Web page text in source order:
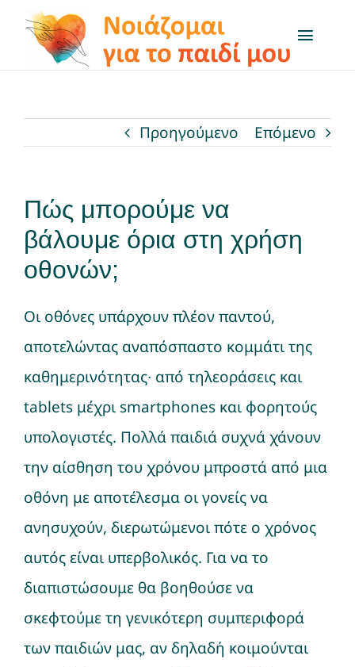
Μετάβαση
περιεχόμενο
Toggle
Q&A
Χρήσιμοι Σύνδεσμοι
Προηγούμενο Επόμενο
Πώς μπορούμε να
βάλουμε όρια στη χρήση
οθονών;
Οι οθόνες υπάρχουν πλέον παντού,
αποτελώντας αναπόσπαστο κομμάτι της
καθημερινότητας∙ από τηλεοράσεις και
tablets μέχρι smartphones και φορητούς
υπολογιστές. Πολλά παιδιά συχνά χάνουν
την αίσθηση του χρόνου μπροστά από μια
οθόνη με αποτέλεσμα οι γονείς να
ανησυχούν, διερωτώμενοι πότε ο χρόνος
αυτός είναι υπερβολικός. Για να το
διαπιστώσουμε θα βοηθούσε να
σκεφτούμε τη γενικότερη συμπεριφορά
των παιδιών μας, αν δηλαδή κοιμούνται